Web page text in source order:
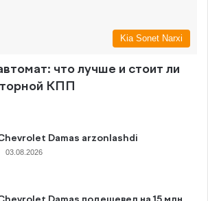
Kia Sonet Narxi
что лучше и стоит ли
КПП
Damas arzonlashdi
03.08.2026